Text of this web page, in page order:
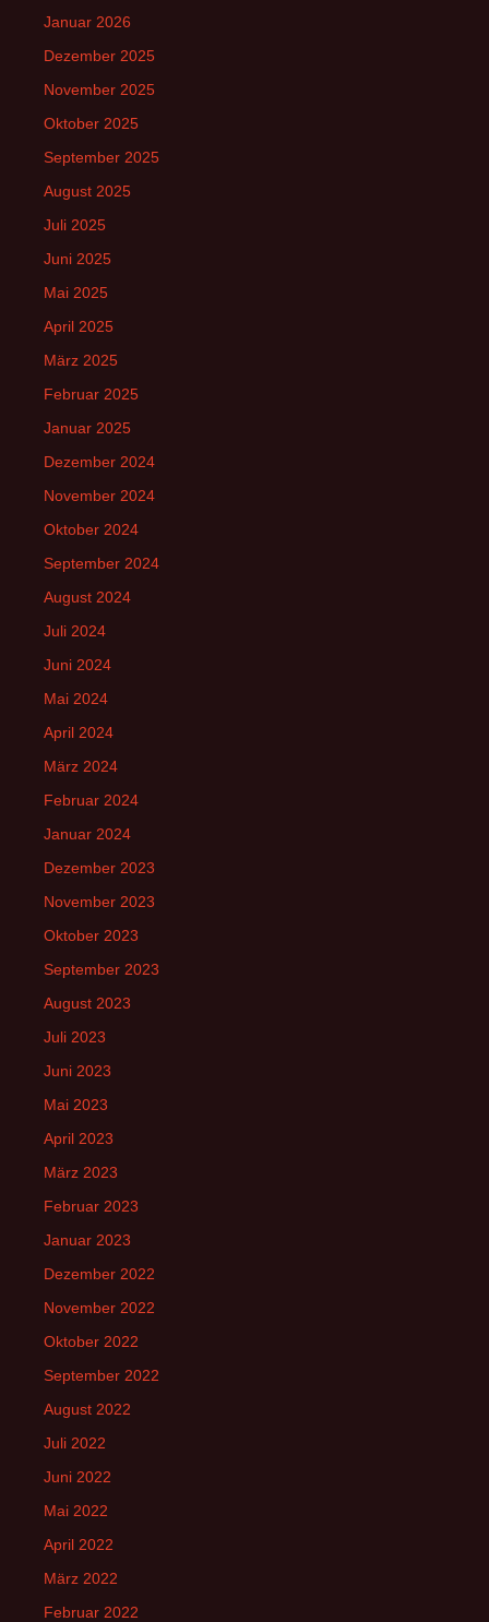
Januar 2026
Dezember 2025
November 2025
Oktober 2025
September 2025
August 2025
Juli 2025
Juni 2025
Mai 2025
April 2025
März 2025
Februar 2025
Januar 2025
Dezember 2024
November 2024
Oktober 2024
September 2024
August 2024
Juli 2024
Juni 2024
Mai 2024
April 2024
März 2024
Februar 2024
Januar 2024
Dezember 2023
November 2023
Oktober 2023
September 2023
August 2023
Juli 2023
Juni 2023
Mai 2023
April 2023
März 2023
Februar 2023
Januar 2023
Dezember 2022
November 2022
Oktober 2022
September 2022
August 2022
Juli 2022
Juni 2022
Mai 2022
April 2022
März 2022
Februar 2022